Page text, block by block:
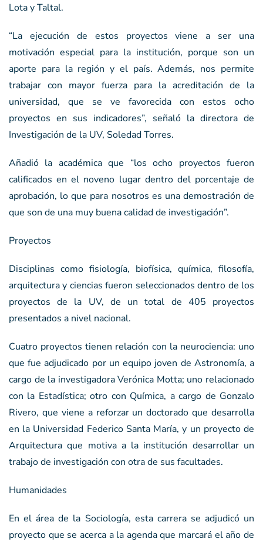
Lota y Taltal.
“La ejecución de estos proyectos viene a ser una
motivación especial para la institución, porque son un
aporte para la región y el país. Además, nos permite
trabajar con mayor fuerza para la acreditación de la
universidad, que se ve favorecida con estos ocho
proyectos en sus indicadores”, señaló la directora de
Investigación de la UV, Soledad Torres.
Añadió la académica que “los ocho proyectos fueron
calificados en el noveno lugar dentro del porcentaje de
aprobación, lo que para nosotros es una demostración de
que son de una muy buena calidad de investigación”.
Proyectos
Disciplinas como fisiología, biofísica, química, filosofía,
arquitectura y ciencias fueron seleccionados dentro de los
proyectos de la UV, de un total de 405 proyectos
presentados a nivel nacional.
Cuatro proyectos tienen relación con la neurociencia: uno
que fue adjudicado por un equipo joven de Astronomía, a
cargo de la investigadora Verónica Motta; uno relacionado
con la Estadística; otro con Química, a cargo de Gonzalo
Rivero, que viene a reforzar un doctorado que desarrolla
en la Universidad Federico Santa María, y un proyecto de
Arquitectura que motiva a la institución desarrollar un
trabajo de investigación con otra de sus facultades.
Humanidades
En el área de la Sociología, esta carrera se adjudicó un
proyecto que se acerca a la agenda que marcará el año de